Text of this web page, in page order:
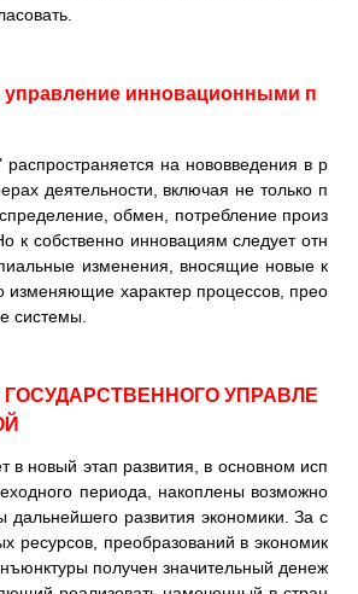
управление инновационными п
на нововведения в р
деятельности, включая не только п
обмен, потребление произ
к собственно инновациям следует отн
изменения, вносящие новые к
изменяющие характер процессов, прео
системы.
УПРАВЛЕ
в новый этап развития, в основном исп
периода, накоплены возможно
дальнейшего развития экономики. За с
ресурсов, преобразований в экономик
получен значительный денеж